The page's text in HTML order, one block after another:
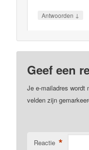
Antwoorden ↓
Geef een
Je e-mailadres wordt
velden zijn
Reactie *